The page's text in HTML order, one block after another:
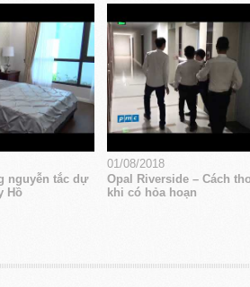
nguyễn tắc dự
Hồ
01/08/2018
Opal Riverside – Cách
khi có hỏa hoạn